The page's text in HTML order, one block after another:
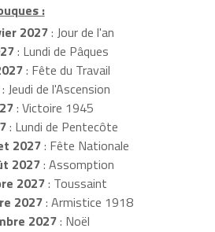
:
2027: Jour de l'an
: Lundi de Pâques
: Fête du Travail
: Jeudi de l'Ascension
: Victoire 1945
: Lundi de Pentecôte
2027: Fête Nationale
2027: Assomption
2027: Toussaint
2027: Armistice 1918
2027: Noël